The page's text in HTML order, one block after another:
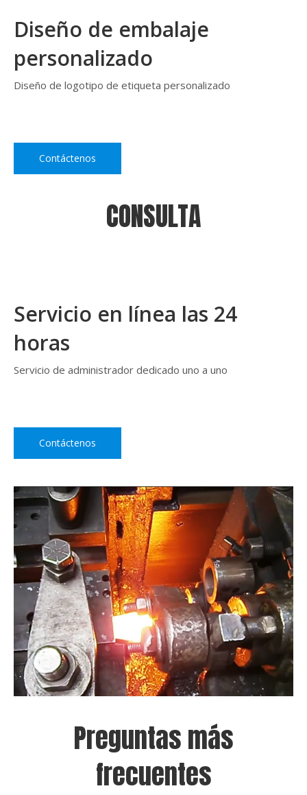
Diseño de embalaje
personalizado
Diseño de logotipo de etiqueta personalizado
Contáctenos
CONSULTA
Servicio en línea las 24
horas
Servicio de administrador dedicado uno a uno
Contáctenos
Preguntas más
frecuentes